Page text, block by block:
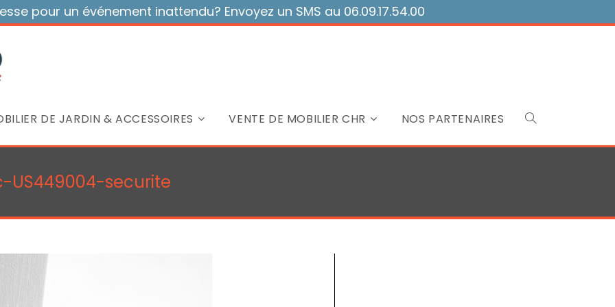
pour un événement inattendu? Envoyez un SMS au 06.09.17.54.00
DE JARDIN & ACCESSOIRES VENTE DE MOBILIER CHR NOS PARTENAIRES Toggle
search
securite